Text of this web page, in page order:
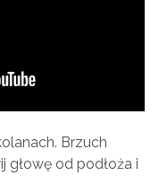
Brzuch
głowę od podłoża i